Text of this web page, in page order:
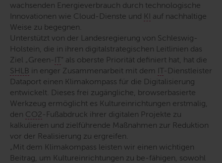
wachsenden Energieverbrauch durch technologische
Innovationen wie Cloud-Dienste und KI auf nachhaltige
Weise zu begegnen.
Unterstützt von der Landesregierung von Schleswig-
Holstein, die in ihren digitalstrategischen Leitlinien das
Ziel „Green- IT“ als oberste Priorität definiert hat, hat die
SHLB in enger Zusammenarbeit mit dem IT-Dienstleister
Dataport einen Klimakompass für die Digitalisierung
entwickelt. Dieses frei zugängliche, browserbasierte
Werkzeug ermöglicht es Kultureinrichtungen erstmalig,
den CO2-Fußabdruck ihrer digitalen Projekte zu
kalkulieren und zielführende Maßnahmen zur Reduktion
vor der Realisierung zu ergreifen.
„Mit dem Klimakompass leisten wir einen wichtigen
Beitrag, um Kultureinrichtungen zu be-fähigen, sowohl